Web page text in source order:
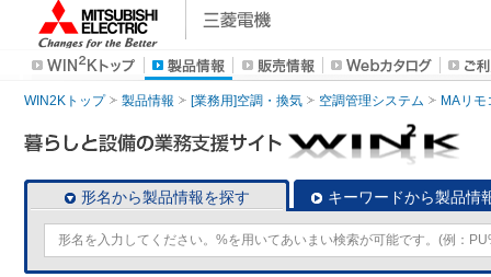
WIN2Kトップ 製品情報 [業務用]空調・換気 空調管理システム MAリモ
形名から製品情報を探す キーワードから製品情